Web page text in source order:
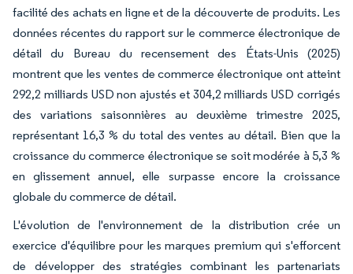
facilité des achats en ligne et de la découverte de produits. Les
données récentes du rapport sur le commerce électronique de
détail du Bureau du recensement des États-Unis (2025)
montrent que les ventes de commerce électronique ont atteint
292,2 milliards USD non ajustés et 304,2 milliards USD corrigés
des variations saisonnières au deuxième trimestre 2025,
représentant 16,3 % du total des ventes au détail. Bien que la
croissance du commerce électronique se soit modérée à 5,3 %
en glissement annuel, elle surpasse encore la croissance
globale du commerce de détail.
L'évolution de l'environnement de la distribution crée un
exercice d'équilibre pour les marques premium qui s'efforcent
de développer des stratégies combinant les partenariats